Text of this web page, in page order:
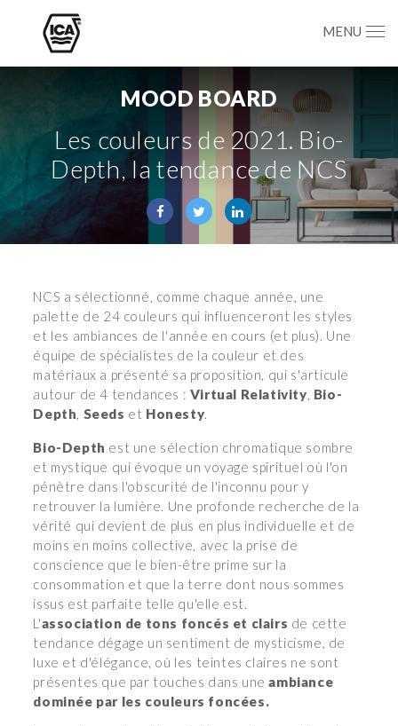
MENU
MOOD BOARD
Les couleurs de 2021. Bio-
Depth, la tendance de NCS
NCS a sélectionné, comme chaque année, une
palette de 24 couleurs qui influenceront les styles
et les ambiances de l'année en cours (et plus). Une
équipe de spécialistes de la couleur et des
matériaux a présenté sa proposition, qui s'articule
autour de 4 tendances : Virtual Relativity, Bio-
Depth, Seeds et Honesty.
Bio-Depth est une sélection chromatique sombre
et mystique qui évoque un voyage spirituel où l'on
pénètre dans l'obscurité de l'inconnu pour y
retrouver la lumière. Une profonde recherche de la
vérité qui devient de plus en plus individuelle et de
moins en moins collective, avec la prise de
conscience que le bien-être prime sur la
consommation et que la terre dont nous sommes
issus est parfaite telle qu'elle est.
L'association de tons foncés et clairs de cette
tendance dégage un sentiment de mysticisme, de
luxe et d'élégance, où les teintes claires ne sont
présentes que par touches dans uneambiance
dominée par les couleurs foncées.